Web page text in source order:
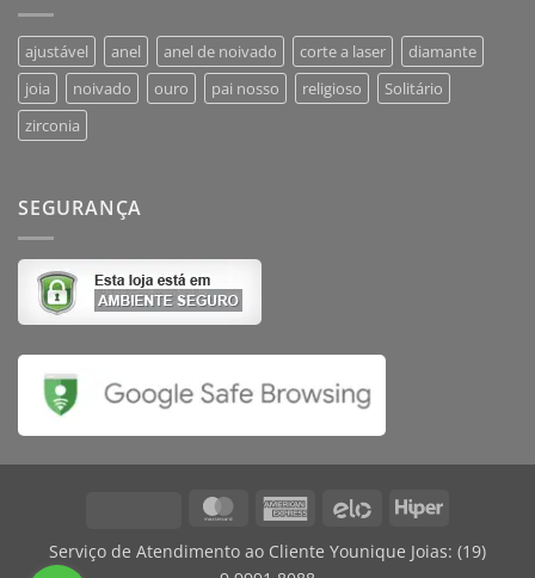
ajustável anel anel de noivado corte a laser
diamante
joia
noivado ouro pai nosso religioso
Solitário
zirconia
SEGURANÇA
MasterCardAmerican Elo Hiper
Serviço de Atendimento ao Cliente Younique Joias: (19)